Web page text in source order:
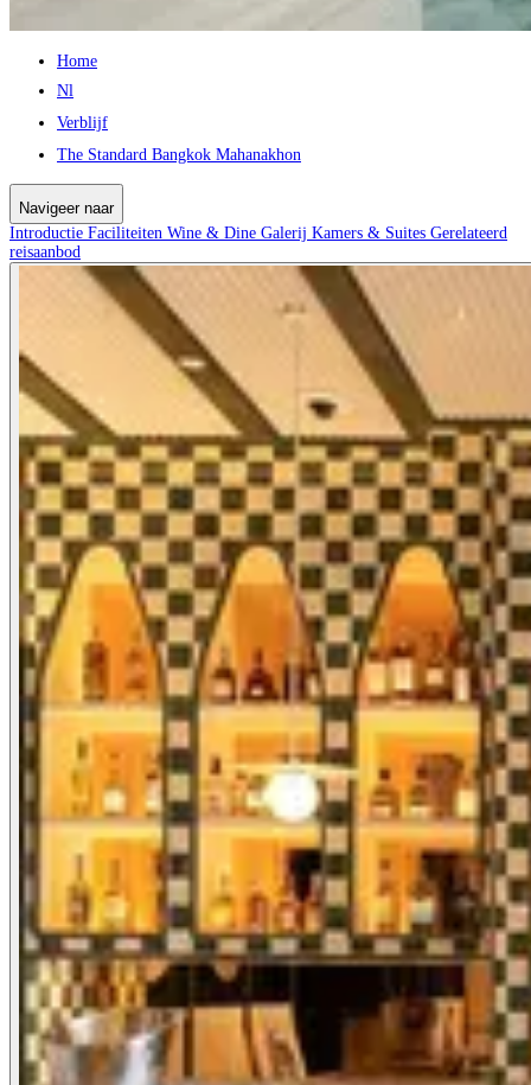
Home
Nl
Verblijf
The Standard Bangkok Mahanakhon
Navigeer naar
Introductie Faciliteiten Wine & Dine Galerij Kamers & Suites Gerelateerd
reisaanbod